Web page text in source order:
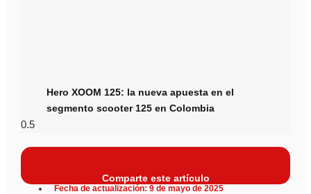
Hero XOOM 125: la nueva apuesta en el
segmento scooter 125 en Colombia
Comparte este artículo
Fecha de actualización: 9 de mayo de 2025